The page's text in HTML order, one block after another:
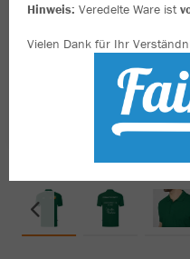
Hinweis: Veredelte Ware ist
Vielen Dank für Ihr